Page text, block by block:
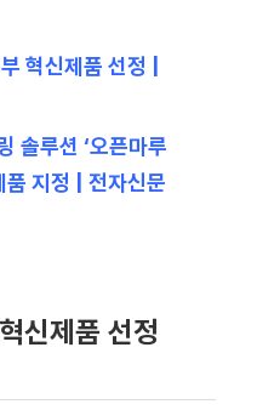
혁신제품 선정 |
솔루션 ‘오픈마루
지정 | 전자신문
신제품 선정